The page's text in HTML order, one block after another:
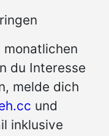
monatlichen
du Interesse
melde dich
und
inklusive